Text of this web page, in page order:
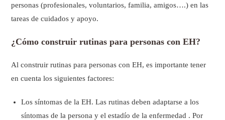
personas (profesionales, voluntarios, familia, amigos….) en las
tareas de cuidados y apoyo.
¿Cómo construir rutinas para personas con EH?
Al construir rutinas para personas con EH, es importante tener
en cuenta los siguientes factores:
Los síntomas de la EH. Las rutinas deben adaptarse a los
síntomas de la persona y el estadío de la enfermedad . Por